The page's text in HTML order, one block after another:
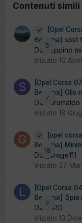
Contenuti simili
5
[Opel
Benzina] sost
Da peppino
Iniziato 10
7
[Opel Corsa
Benzina] Olio
Da Sdrumaldo
Iniziato 18
18
[opel
Benzina]
Da garage111
Iniziato 27
2
[Opel Corsa
Benzina] Spia
Da LARO
Iniziato 13